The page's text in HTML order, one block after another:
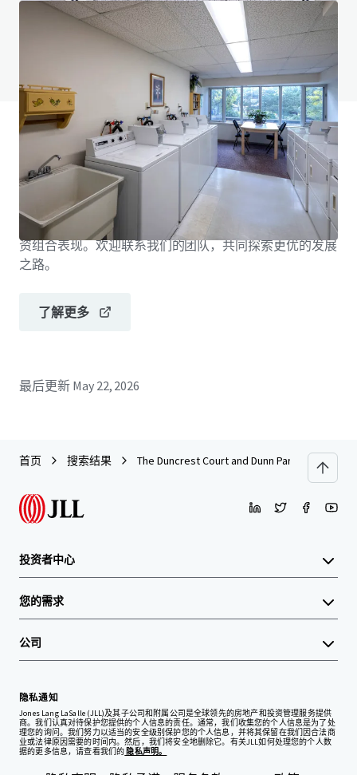
有任何问题吗？访问我们的常见问题页面
JLL融资
JLL与投资者携手合作，构建更明智的融资方案，优化投
资组合表现。欢迎联系我们的团队，共同探索更优的发展
之路。
了解更多
最后更新 May 22, 2026
首页 搜索结果 The Duncrest Court and Dunn Park Apartments
投资者中心
您的需求
公司
隐私通知
Jones Lang LaSalle (JLL)及其子公司和附属公司是全球领先的房地产和投资管理服务提供
商。我们认真对待保护您提供的个人信息的责任。通常，我们收集您的个人信息是为了处
理您的询问。我们努力以适当的安全级别保护您的个人信息，并将其保留在我们因合法商
业或法律原因需要的时间内。然后，我们将安全地删除它。有关JLL如何处理您的个人数
据的更多信息，请查看我们的 隐私声明。